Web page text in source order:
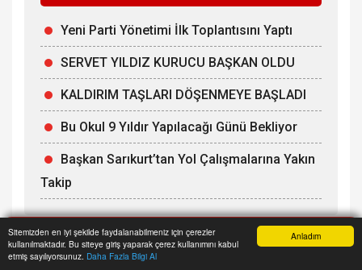
Anladım
Sitemizden en iyi şekilde faydalanabilmeniz için çerezler
kullanılmaktadır. Bu siteye giriş yaparak çerez kullanımını kabul
etmiş sayılıyorsunuz. Daha Fazla Bilgi Al
Yeni Parti Yönetimi İlk Toplantısını Yaptı
SERVET YILDIZ KURUCU BAŞKAN OLDU
KALDIRIM TAŞLARI DÖŞENMEYE BAŞLADI
Bu Okul 9 Yıldır Yapılacağı Günü Bekliyor
Başkan Sarıkurt’tan Yol Çalışmalarına Yakın
Takip
Admin
Anasayfa Yazarlar Haber Ara İhbar Hattı Menu